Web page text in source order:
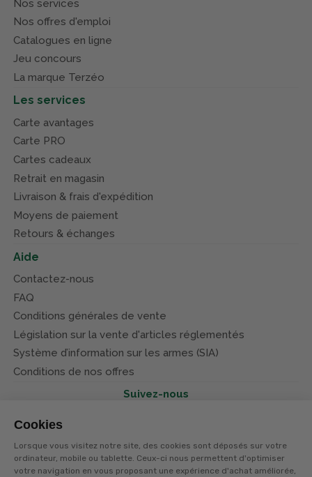
Cookies
Lorsque vous visitez notre site, des cookies sont déposés sur votre
ordinateur, mobile ou tablette. Ceux-ci nous permettent d'optimiser
votre navigation en vous proposant une expérience d'achat améliorée,
Nos services
Nos offres d'emploi
Catalogues en ligne
Jeu concours
La marque Terzéo
Les services
Carte avantages
Carte PRO
Cartes cadeaux
Retrait en magasin
Livraison & frais d'expédition
Moyens de paiement
Retours & échanges
Aide
Contactez-nous
FAQ
Conditions générales de vente
Législation sur la vente d'articles réglementés
Système d’information sur les armes (SIA)
Conditions de nos offres
Suivez-nous
© Terres et eaux 2026